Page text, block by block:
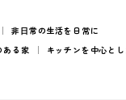
非日常の生活を日常に
ある家
キッチンを中心と